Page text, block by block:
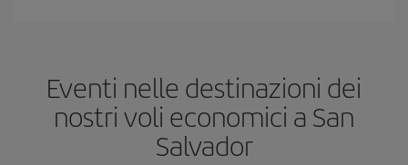
Eventi nelle destinazioni dei
nostri voli economici a San
Salvador